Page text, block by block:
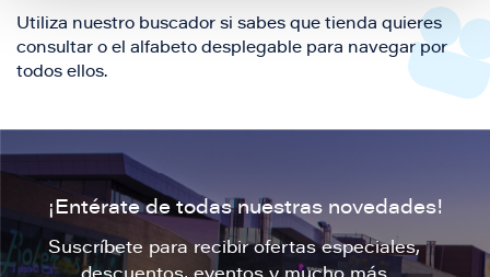
Utiliza nuestro buscador si sabes que tienda quieres
consultar o el alfabeto desplegable para navegar por
todos ellos.
¡Entérate de todas nuestras novedades!
Suscríbete para recibir ofertas especiales,